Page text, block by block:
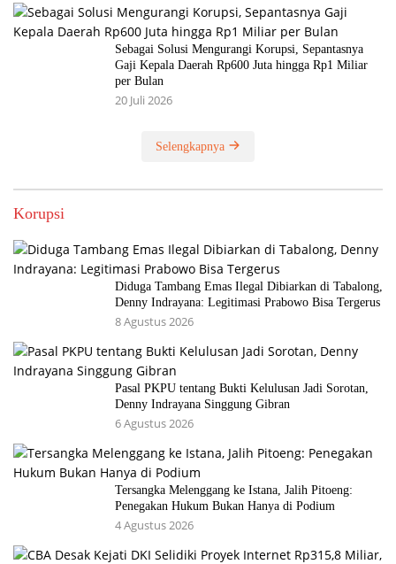
Sebagai Solusi Mengurangi Korupsi, Sepantasnya
Gaji Kepala Daerah Rp600 Juta hingga Rp1 Miliar
per Bulan
20 Juli 2026
Selengkapnya
Korupsi
Diduga Tambang Emas Ilegal Dibiarkan di Tabalong,
Denny Indrayana: Legitimasi Prabowo Bisa Tergerus
8 Agustus 2026
Pasal PKPU tentang Bukti Kelulusan Jadi Sorotan,
Denny Indrayana Singgung Gibran
6 Agustus 2026
Tersangka Melenggang ke Istana, Jalih Pitoeng:
Penegakan Hukum Bukan Hanya di Podium
4 Agustus 2026